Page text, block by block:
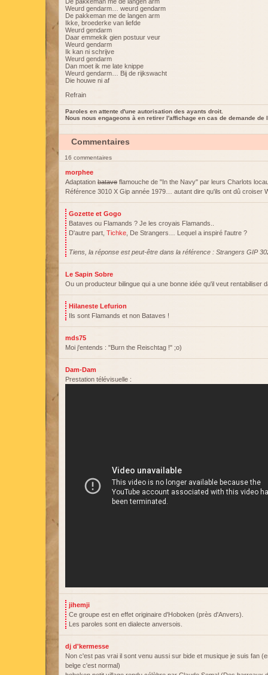
Weurd gendarm… weurd gendarm
De pakkeman me de langen arm
Ikke, broederke van liefde
Weurd gendarm
Daar emmekik gien postuur veur
Weurd gendarm
Ik kan ni schrijve
Weurd gendarm
Dan moet ik me late knippe
Weurd gendarm… Bij de rijkswacht
Die houwe ni af
Refrain
Paroles en attente d'une autorisation des ayants droit.
Nous nous engageons à en retirer l'affichage en cas de demande de
Commentaires
16 commentaires
morphee
Adaptation batave flamouche de "In the Navy" par leurs Charlots
Référence 3010 X Gip année 1979… autant dire qu'ils ont dû croiser
Gozette et Gogo
Bataves ou Flamands ? Je les croyais Flamands..
D'autre part, Tichke , De Strangers… Lequel a inspiré l'autre ?
Tiens, la réponse est peut-être dans la référence : Strangers GIP
Le Sapin Sobre
Ou un producteur bilingue qui a une bonne idée qu'il veut rentabiliser
Hilaneste Lefurion
Ils sont Flamands et non Bataves !
mds75
Moi j'entends : "Burn the Reischtag !" ;o)
Dam-Dam
Prestation télévisuelle :
jihemji
Ce groupe est en effet originaire d'Hoboken (près d'Anvers).
Les paroles sont en dialecte anversois.
dj d'kermesse
Non c'est pas vrai il sont venu aussi sur bide et musique je suis fan
belge c'est normal)